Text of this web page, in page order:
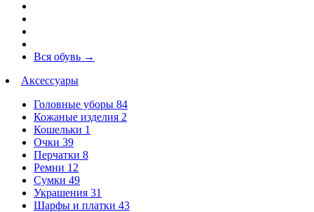
Вся обувь →
Аксессуары
Головные уборы 84
Кожаные изделия 2
Кошельки 1
Очки 39
Перчатки 8
Ремни 12
Сумки 49
Украшения 31
Шарфы и платки 43